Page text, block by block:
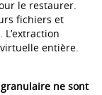
le restaurer.
fichiers et
entière.
ne sont